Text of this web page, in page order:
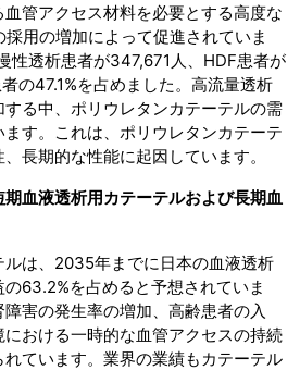
管アクセス材料を必要とする高度な
用の増加によって促進されていま
性透析患者が347,671人、HDF患者が
の47.1%を占めました。高流量透析
る中、ポリウレタンカテーテルの需
す。これは、ポリウレタンカテーテ
長期的な性能に起因しています。
血液透析用カテーテルおよび長期血
は、2035年までに日本の血液透析
63.2%を占めると予想されていま
害の発生率の増加、高齢患者の入
おける一時的な血管アクセスの持続
ています。業界の業績もカテーテル